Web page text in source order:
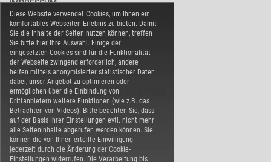
Diese Website verwendet Cookies, um Ihnen ein
komfortables Webseiten-Erlebnis zu bieten. Damit
Sie die Inhalte der Seiten nutzen können, treffen
Sie bitte hier Ihre Auswahl. Einige der
eingesetzten Cookies sind für die Funktionalität
der Webseite zwingend erforderlich, andere
helfen mittels anonymisierter statistischer Daten
dabei, unser Angebot zu optimieren oder
ermöglichen über die Einbindung von
Drittanbietern weitere Funktionen (wie z.B. das
Betrachten von Videos). Bitte beachten Sie, dass
auf der Basis Ihrer Einstellungen evtl. nicht mehr
alle Seiteninhalte abgerufen werden können. Sie
können die von Ihnen erteilte Einwilligung
jederzeit durch die Änderung der Cookie-
Einstellungen widerrufen. Die Verarbeitung bis
IMPRESSUM
DATENSCHUTZ
BARRIEREFREIHEIT
COOKIE-EINSTELLUNGEN
WARENVERBAND EDELSTAHL ROSTFREI